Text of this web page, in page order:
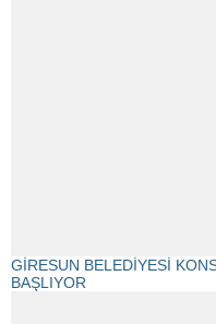
GİRESUN BELEDİYESİ
BAŞLIYOR